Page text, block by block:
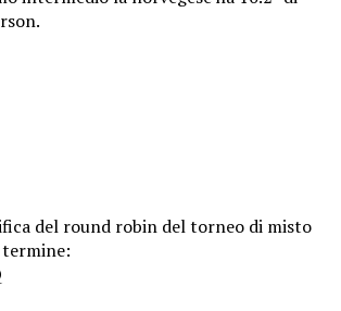
del round robin del torneo di misto
termine: